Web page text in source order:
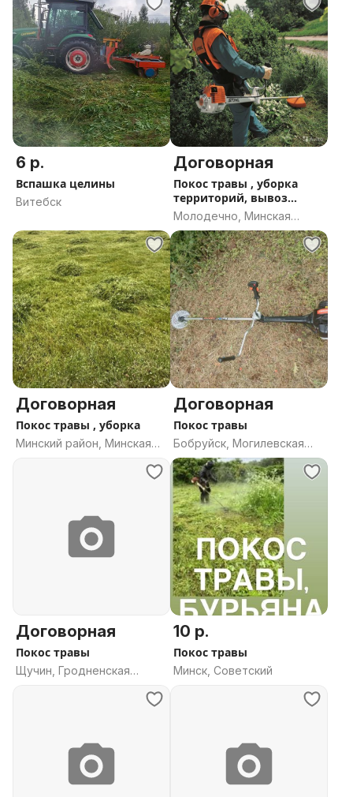
6 р.
Вспашка целины
Витебск
Договорная
Покос травы , уборка
территорий, вывоз
мусора и т.
Молодечно, Минская
область
Договорная
Покос травы , уборка
Минский район, Минская
Договорная
Покос травы
Бобруйск, Могилевская
область
Договорная
Покос травы
Щучин, Гродненская
10 р.
Покос травы
Минск, Советский